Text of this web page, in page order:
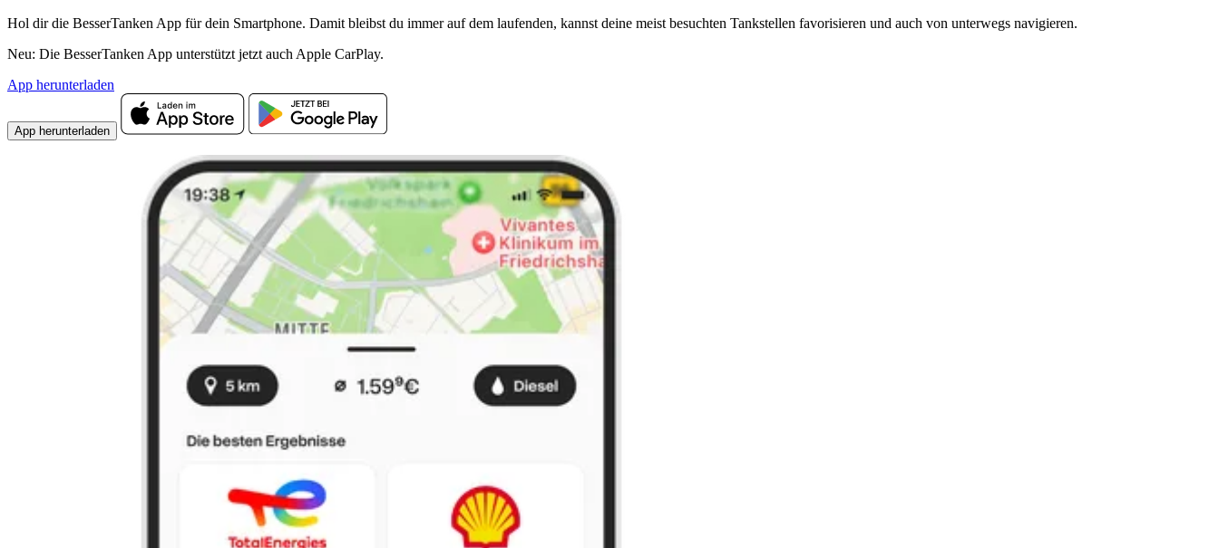
Hol dir die BesserTanken App für dein Smartphone. Damit bleibst du immer auf dem laufenden, kannst deine meist besuchten Tankstellen favorisieren und auch von unterwegs navigieren.
Neu: Die BesserTanken App unterstützt jetzt auch Apple CarPlay.
App herunterladen
App herunterladen